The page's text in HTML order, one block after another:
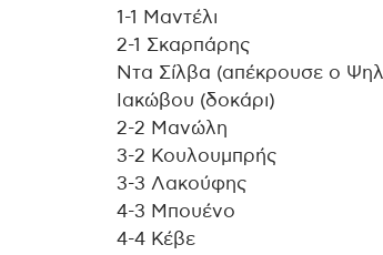
1-1 Μαντέλι
2-1 Σκαρπάρης
Ντα Σίλβα (απέκρουσε ο
Ιακώβου (δοκάρι)
2-2 Μανώλη
3-2 Κουλουμπρής
3-3 Λακούφης
4-3 Μπουένο
4-4 Κέβε